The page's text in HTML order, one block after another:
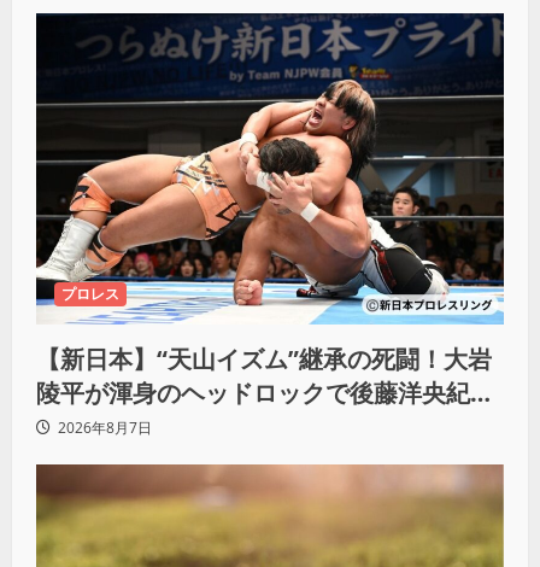
プロレス
【新日本】“天山イズム”継承の死闘！大岩
陵平が渾身のヘッドロックで後藤洋央紀か
らタップ奪取 執念の「リベンジ＆4勝目」
2026年8月7日